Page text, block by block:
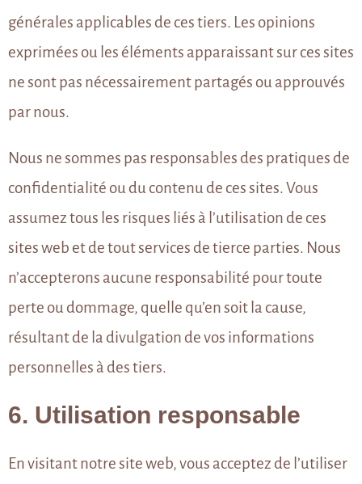
générales applicables de ces tiers. Les opinions
exprimées ou les éléments apparaissant sur ces sites
ne sont pas nécessairement partagés ou approuvés
par nous.
Nous ne sommes pas responsables des pratiques de
confidentialité ou du contenu de ces sites. Vous
assumez tous les risques liés à l’utilisation de ces
sites web et de tout services de tierce parties. Nous
n’accepterons aucune responsabilité pour toute
perte ou dommage, quelle qu’en soit la cause,
résultant de la divulgation de vos informations
personnelles à des tiers.
6. Utilisation responsable
En visitant notre site web, vous acceptez de l’utiliser